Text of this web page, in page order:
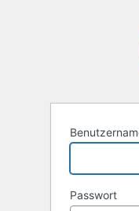
Passwort